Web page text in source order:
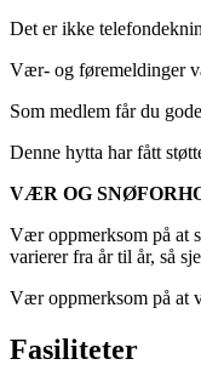
Det er ikke
Vær- og føremeldinger
Som medlem får du
Denne hytta har fått
VÆR OG
Vær oppmerksom på at
varierer fra år til år, så
Vær oppmerksom på at
Fasiliteter